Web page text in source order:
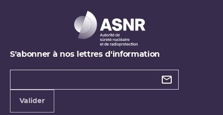
S'abonner à nos lettres d'information
Types de
Valider